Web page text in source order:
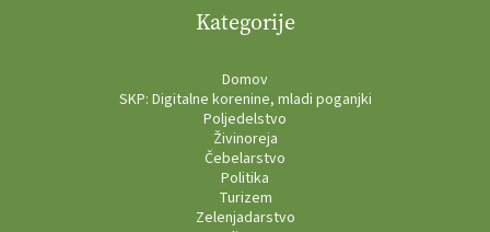
Kategorije
Domov
SKP: Digitalne korenine, mladi poganjki
Poljedelstvo
Živinoreja
Čebelarstvo
Politika
Turizem
Zelenjadarstvo